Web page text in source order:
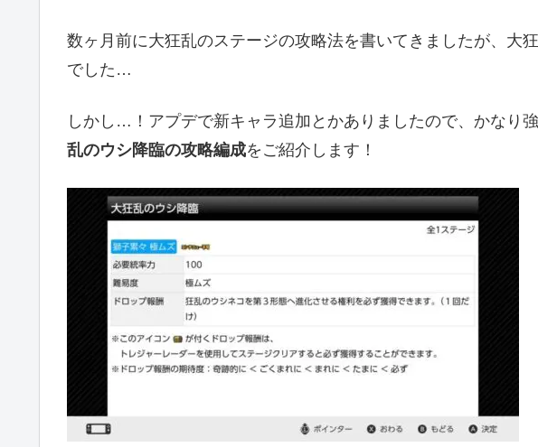
数ヶ月前に大狂乱のステージの攻略法を書いてきましたが、大
でした…
しかし…！アプデで新キャラ追加とかありましたので、かなり
乱のウシ降臨の攻略編成をご紹介します！